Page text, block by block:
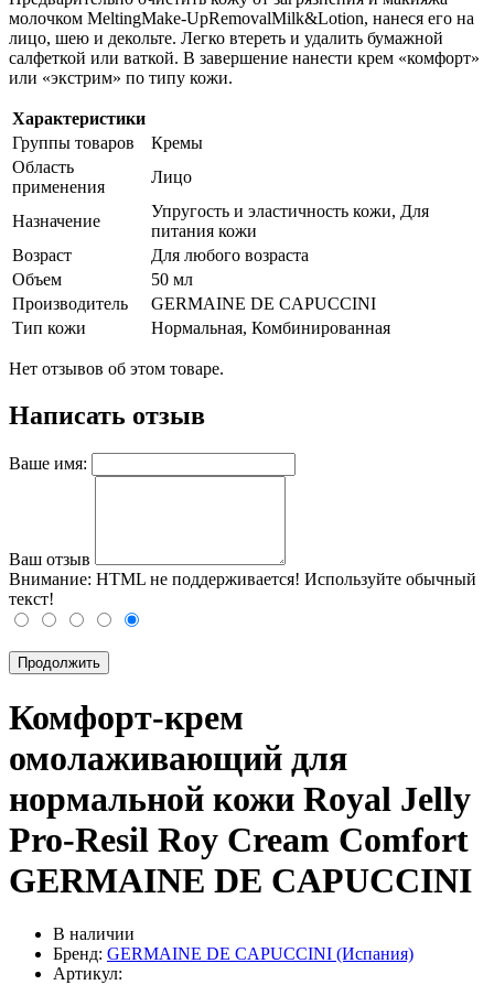
молочком MeltingMake-UpRemovalMilk&Lotion, нанеся его на
лицо, шею и декольте. Легко втереть и удалить бумажной
салфеткой или ваткой. В завершение нанести крем «комфорт»
или «экстрим» по типу кожи.
Характеристики
Группы товаров
Кремы
Область
применения
Лицо
Назначение
Упругость и эластичность кожи, Для
питания кожи
Возраст
Для любого возраста
Объем
50 мл
Производитель
GERMAINE DE CAPUCCINI
Тип кожи
Нормальная, Комбинированная
Нет отзывов об этом товаре.
Написать отзыв
Ваше имя:
Ваш отзыв
Внимание: HTML не поддерживается! Используйте обычный
текст!
Продолжить
Комфорт-крем
омолаживающий для
нормальной кожи Royal Jelly
Pro-Resil Roy Cream Comfort
GERMAINE DE CAPUCCINI
В наличии
Бренд: GERMAINE DE CAPUCCINI (Испания)
Артикул: